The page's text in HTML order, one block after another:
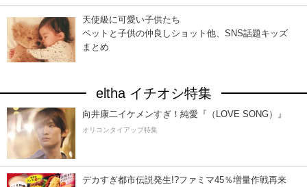
天使級に可愛い子供たち
ペットと子供の仲良しショット他、SNS話題キッズ
まとめ
eltha イチオシ特集
向井康二イケメンすぎ！純愛『（LOVE SONG）』
オリコンタイアップ特集
デカすぎ都市伝説発生!?ファミマ45％増量作戦再来